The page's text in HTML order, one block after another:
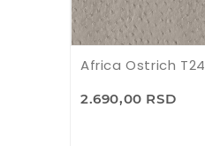
Africa Ostrich T24
2.690,00 RSD